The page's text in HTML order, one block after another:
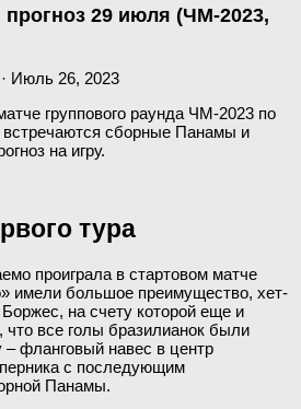
29 июля (ЧМ-2023,
· Июль 26, 2023
группового раунда ЧМ-2023 по
сборные Панамы и
на игру.
тура
проиграла в стартовом матче
имели большое преимущество, хет-
на счету которой еще и
что все голы бразилианок были
– фланговый навес в центр
с последующим
Панамы.